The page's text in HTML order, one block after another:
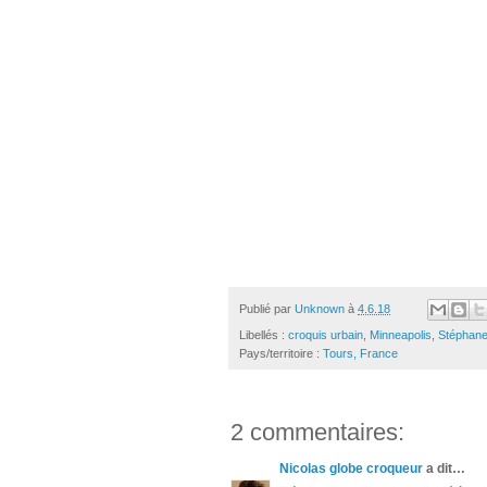
Publié par Unknown à 4.6.18
Libellés : croquis urbain Minneapolis
Pays/territoire : Tours, France
2 commentaires:
Nicolas globe croqueur a dit…